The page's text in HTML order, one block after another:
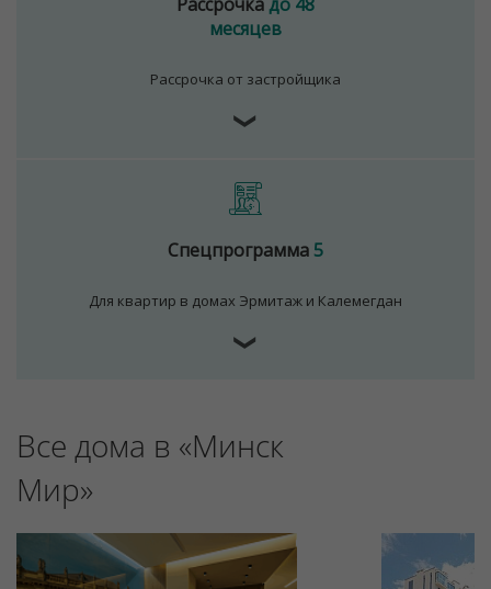
месяцев
Рассрочка от застройщика
❯
Спецпрограмма5
Для квартир в домах Эрмитаж и Калемегдан
❯
Все дома в «Минск
Мир»